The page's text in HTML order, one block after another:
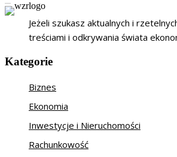
Jeżeli szukasz aktualnych i
treściami i odkrywania świata
Kategorie
Biznes
Ekonomia
Inwestycje i Nieruchomości
Rachunkowość